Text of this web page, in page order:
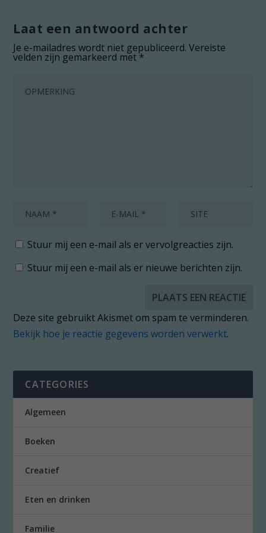
Laat een antwoord achter
Je e-mailadres wordt niet gepubliceerd. Vereiste
velden zijn gemarkeerd met*
Stuur mij een e-mail als er vervolgreacties zijn.
Stuur mij een e-mail als er nieuwe berichten zijn.
Deze site gebruikt Akismet om spam te verminderen.
Bekijk hoe je reactie gegevens worden verwerkt.
CATEGORIES
Algemeen
Boeken
Creatief
Eten en drinken
Familie